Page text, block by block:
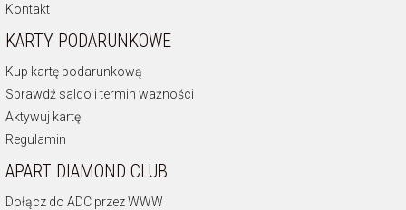
Kontakt
KARTY PODARUNKOWE
Kup kartę podarunkową
Sprawdź saldo i termin ważności
Aktywuj kartę
Regulamin
APART DIAMOND CLUB
Dołącz do ADC przez WWW